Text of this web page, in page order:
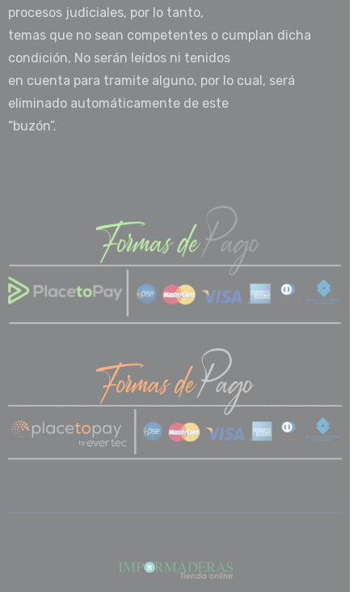
procesos judiciales, por lo tanto,
temas que no sean competentes o cumplan dicha
condición, No serán leídos ni tenidos
en cuenta para tramite alguno, por lo cual, será
eliminado automáticamente de este
“buzón”.